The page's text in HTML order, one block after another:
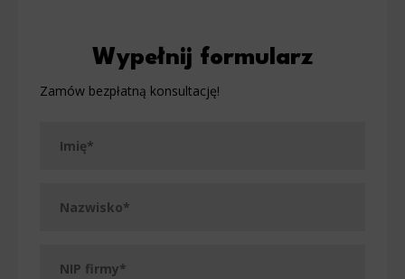
Wypełnij formularz
Zamów bezpłatną konsultację!